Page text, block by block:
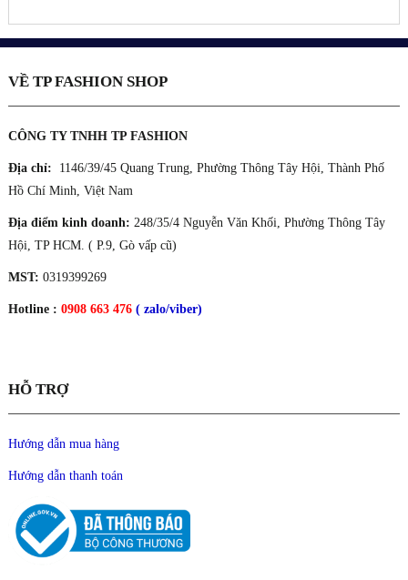
VỀ TP FASHION SHOP
CÔNG TY TNHH TP FASHION
Địa chỉ: 1146/39/45 Quang Trung, Phường Thông Tây Hội, Thành Phố
Hồ Chí Minh, Việt Nam
Địa điểm kinh doanh: 248/35/4 Nguyễn Văn Khối, Phường Thông Tây
Hội, TP HCM. ( P.9, Gò vấp cũ)
MST: 0319399269
Hotline : 0908 663 476 ( zalo/viber)
HỖ TRỢ
Hướng dẫn mua hàng
Hướng dẫn thanh toán